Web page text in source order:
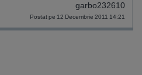
garbo232610
Postat pe 12 Decembrie 2011 14:21